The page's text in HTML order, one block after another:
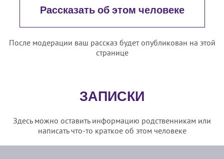
Рассказать об этом человеке
После модерации ваш рассказ будет опубликован на этой
странице
ЗАПИСКИ
Здесь можно оставить информацию родственникам или
написать что-то краткое об этом человеке